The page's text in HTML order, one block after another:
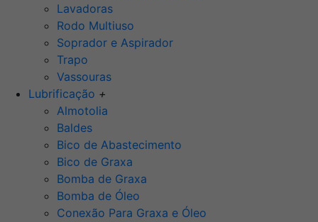
Lavadoras
Rodo Multiuso
Soprador e Aspirador
Trapo
Vassouras
Lubrificação +
Almotolia
Baldes
Bico de Abastecimento
Bico de Graxa
Bomba de Graxa
Bomba de Óleo
Conexão Para Graxa e Óleo